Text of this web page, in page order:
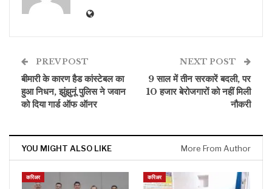
PREV POST
बीमारी के कारण हैड कांस्टेबल का
हुआ निधन, झुंझुनूं पुलिस ने जवान
को दिया गार्ड ऑफ ऑनर
NEXT POST
9 साल में तीन सरकारें बदली, पर
10 हजार बेरोजगारों को नहीं मिली
नौकरी
YOU MIGHT ALSO LIKE More From Author
करिअर करिअर